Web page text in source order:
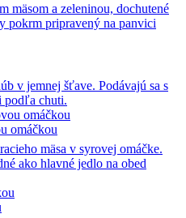
mäsom a zeleninou, dochutené
pokrm pripravený na panvici
v jemnej šťave. Podávajú sa s
podľa chuti.
omáčkou
mäsa v syrovej omáčke.
ako hlavné jedlo na obed